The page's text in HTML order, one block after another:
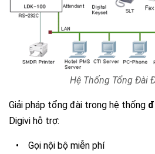
Hệ Thống Tổng Đài
Giải pháp tổng đài trong hệ thống
Digivi hỗ trợ:
• Gọi nội bộ miễn phí